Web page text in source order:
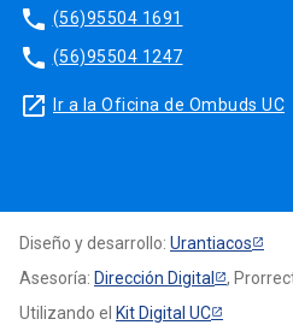
phone (56)95504 1691
phone (56)95504 1247
launch Ir a la Oficina de Ombuds UC
Diseño y desarrollo: Urantiacos
Asesoría: Dirección Digital
,
Utilizando el Kit Digital UC